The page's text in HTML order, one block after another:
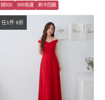
任1件 9折
領500 999免運 刷卡回饋